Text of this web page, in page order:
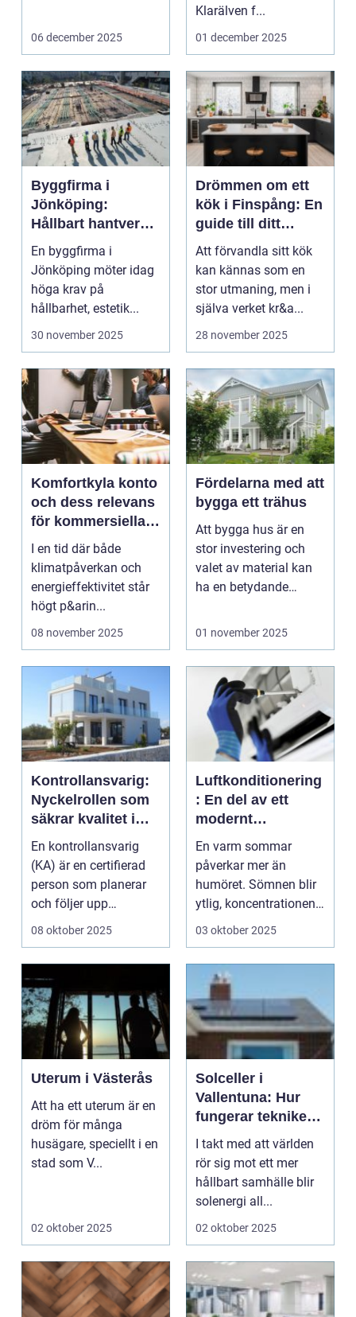
06 december 2025
Klarälven f...
01 december 2025
Byggfirma i
Jönköping:
Hållbart hantverk
med trä i fokus
En byggfirma i
Jönköping möter idag
höga krav på
hållbarhet, estetik...
30 november 2025
Drömmen om ett
kök i Finspång: En
guide till ditt
perfekta
köksutrymme
Att förvandla sitt kök
kan kännas som en
stor utmaning, men i
själva verket kr&a...
28 november 2025
Komfortkyla konto
och dess relevans
för kommersiella
fastigheter
I en tid där både
klimatpåverkan och
energieffektivitet står
högt p&arin...
08 november 2025
Fördelarna med att
bygga ett trähus
Att bygga hus är en
stor investering och
valet av material kan
ha en betydande
01 november 2025
Kontrollansvarig:
Nyckelrollen som
säkrar kvalitet i
byggprojekt
En kontrollansvarig
(KA) är en certifierad
person som planerar
och följer upp
kontrollplan...
08 oktober 2025
Luftkonditionering
: En del av ett
modernt
inomhusklimat
En varm sommar
påverkar mer än
humöret. Sömnen blir
ytlig, koncentrationen
fall...
03 oktober 2025
Uterum i Västerås
Att ha ett uterum är en
dröm för många
husägare, speciellt i en
stad som V...
02 oktober 2025
Solceller i
Vallentuna: Hur
fungerar tekniken
bakom?
I takt med att världen
rör sig mot ett mer
hållbart samhälle blir
solenergi all...
02 oktober 2025